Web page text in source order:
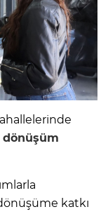
katkı